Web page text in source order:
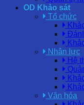
OD Khảo sát
Tổ chức
Nhân lực
Hệ
Văn hóa